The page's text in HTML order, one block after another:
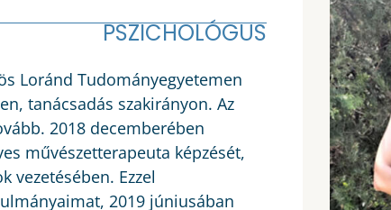
PSZICHOLÓGUS
Loránd Tudományegyetemen
tanácsadás szakirányon. Az
2018 decemberében
művészetterapeuta képzését,
vezetésében. Ezzel
2019 júniusában